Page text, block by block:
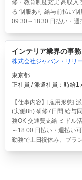
修・教育制度充実 高収入
る 制服あり 給与前払い
09:30～18:30 日払い・週
インテリア業界の事
株式会社ジャパン・リリ
東京都
正社員 / 派遣社員：時給
【仕事内容】[雇用形態]
(実働8h) 研修7日間:給与
務OK 交通費支給 ミドル
～18:00 日払い・週払い
勤務で土日祝休み、ブラ